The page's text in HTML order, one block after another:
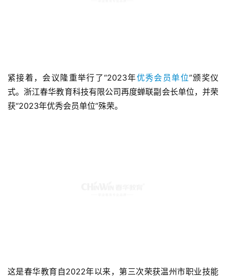
紧接着，会议隆重举行了“2023年优秀会员单位”颁奖仪
式。浙江春华教育科技有限公司再度蝉联副会长单位，并荣
获“2023年优秀会员单位”殊荣。
这是春华教育自2022年以来，第三次荣获温州市职业技能